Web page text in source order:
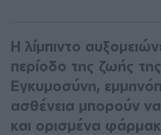
Η λίμπιντο
περίοδο της ζωής
Εγκυμοσύνη,
ασθένεια μπορούν
και ορισμένα